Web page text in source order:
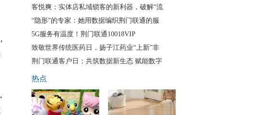
客悦爽：实体店私域锁客的新利器，破解“流
“隐形”的专家：她用数据编织荆门联通的服
5G服务有温度！荆门联通10018VIP
致敬世界传统医药日，扬子江药业“上新”非
荆门联通客户日：共筑数据新生态 赋能数字
热点